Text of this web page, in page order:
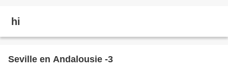
hi
Seville en Andalousie -3